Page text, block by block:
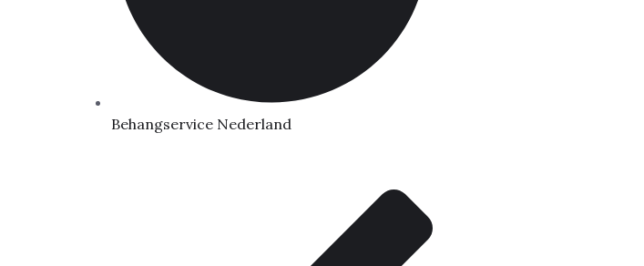
Behangservice Nederland